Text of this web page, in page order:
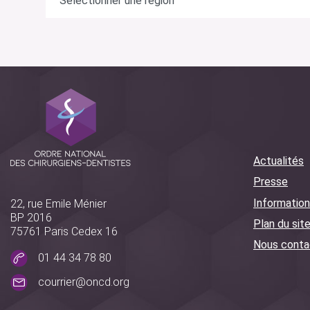
22, rue Emile Ménier
BP 2016
75761 Paris Cedex 16
01 44 34 78 80
courrier@oncd.org
Actualités
Presse
Plan du site
Nous